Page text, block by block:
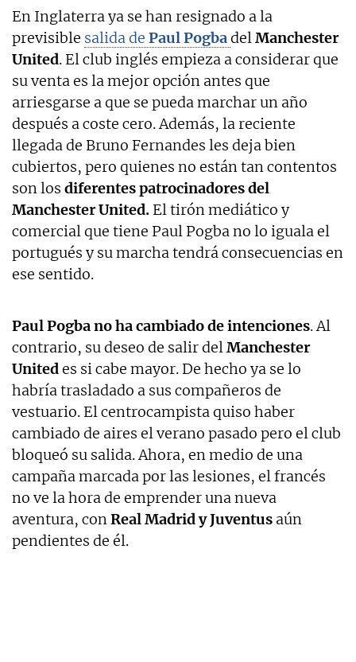
En Inglaterra ya se han resignado a la
previsible salida de Paul PogbadelManchester
United. El club inglés empieza a considerar que
su venta es la mejor opción antes que
arriesgarse a que se pueda marchar un año
después a coste cero. Además, la reciente
llegada de Bruno Fernandes les deja bien
cubiertos, pero quienes no están tan contentos
son los diferentes patrocinadores del
Manchester United. El tirón mediático y
comercial que tiene Paul Pogba no lo iguala el
portugués y su marcha tendrá consecuencias en
ese sentido.
Paul Pogba no ha cambiado de intenciones. Al
contrario, su deseo de salir delManchester
Unitedes si cabe mayor. De hecho ya se lo
habría trasladado a sus compañeros de
vestuario. El centrocampista quiso haber
cambiado de aires el verano pasado pero el club
bloqueó su salida. Ahora, en medio de una
campaña marcada por las lesiones, el francés
no ve la hora de emprender una nueva
aventura, conReal Madrid y Juventus aún
pendientes de él.